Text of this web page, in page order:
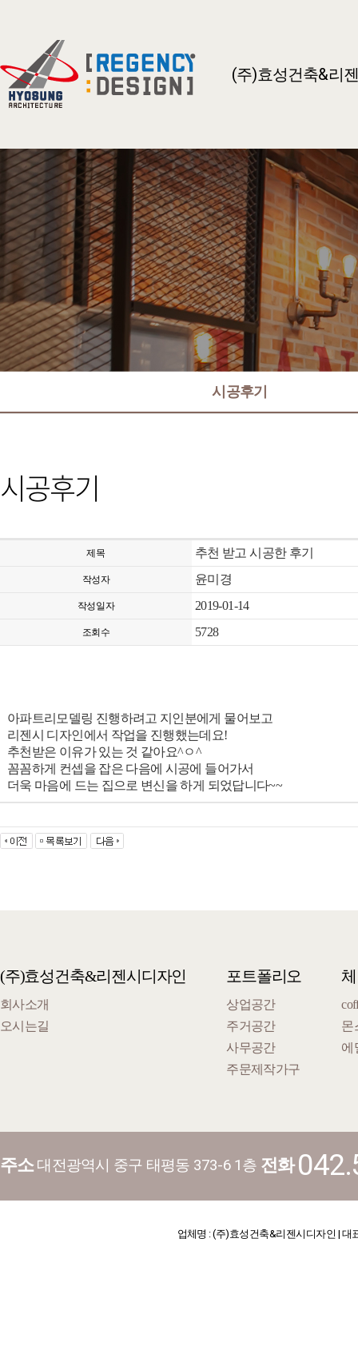
(주)효성건축&리
시공후기
시공후기
제목 추천 받고 시공한 후기
작성자 윤미경
작성일자 2019-01-14
조회수 5728
아파트리모델링 진행하려고 지인분에게 물어보고
리젠시 디자인에서 작업을 진행했는데요!
추천받은 이유가 있는 것 같아요^ㅇ^
꼼꼼하게 컨셉을 잡은 다음에 시공에 들어가서
더욱 마음에 드는 집으로 변신을 하게 되었답니다~~
(주)효성건축&리젠시디자인
회사소개
오시는길
포트폴리오
상업공간
주거공간
사무공간
주문제작가구
몬
에
주소대전광역시 중구 태평동 373-6 1층 전화
업체명 : (주)효성건축&리젠시디자인 | 대